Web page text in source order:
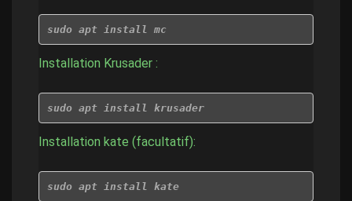
sudo apt install mc
Installation Krusader :
sudo apt install krusader
Installation kate (facultatif):
sudo apt install kate